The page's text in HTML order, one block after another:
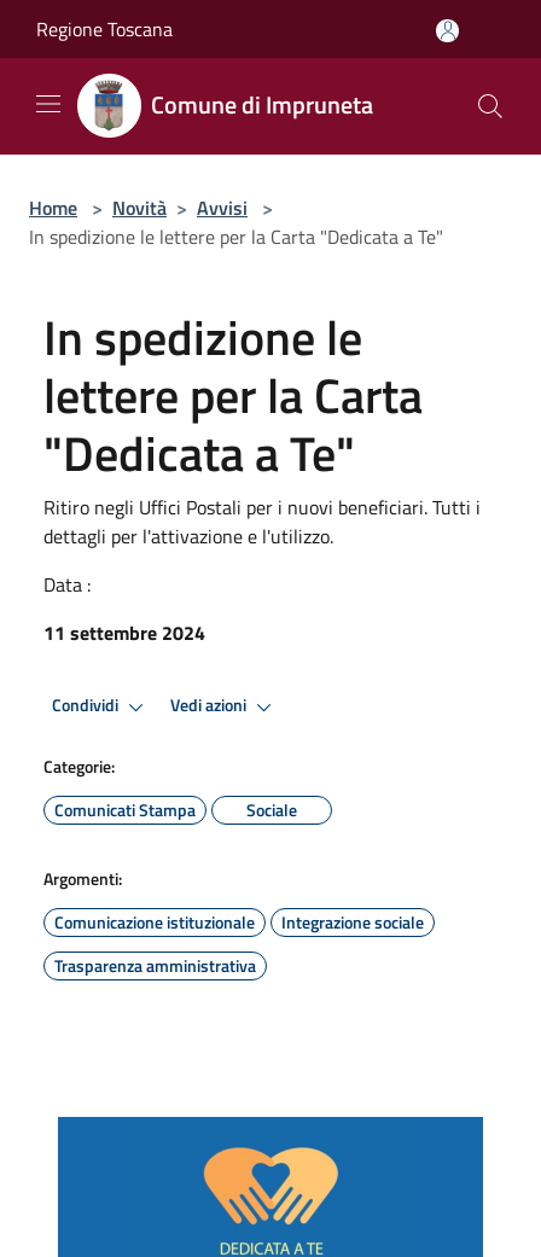
Regione Toscana
Comune di Impruneta
Home > Novità > Avvisi >
In spedizione le lettere per la Carta "Dedicata a Te"
In spedizione le
lettere per la Carta
"Dedicata a Te"
Ritiro negli Uffici Postali per i nuovi beneficiari. Tutti i
dettagli per l'attivazione e l'utilizzo.
Data :
11 settembre 2024
Condividi Vedi azioni
Categorie:
Comunicati Stampa
Sociale
Argomenti:
Comunicazione istituzionale
Integrazione sociale
Trasparenza amministrativa